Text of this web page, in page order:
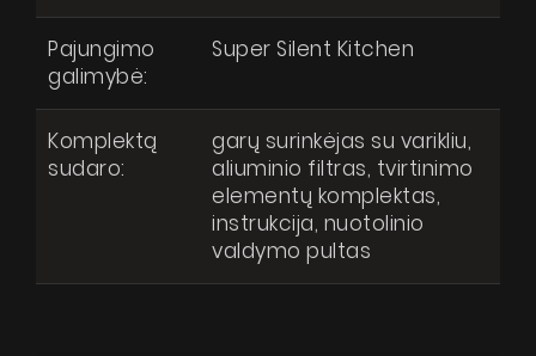
Pajungimo
galimybė:
Super Silent Kitchen
Komplektą
sudaro:
garų surinkėjas su varikliu,
aliuminio filtras, tvirtinimo
elementų komplektas,
instrukcija, nuotolinio
valdymo pultas